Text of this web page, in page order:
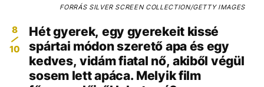
FORRÁSSILVER SCREEN COLLECTION/GETTY IMAGES
8
10
Hét gyerek, egy gyerekeit kissé
spártai módon szerető apa és egy
kedves, vidám fiatal nő, akiből végül
sosem lett apáca. Melyik film